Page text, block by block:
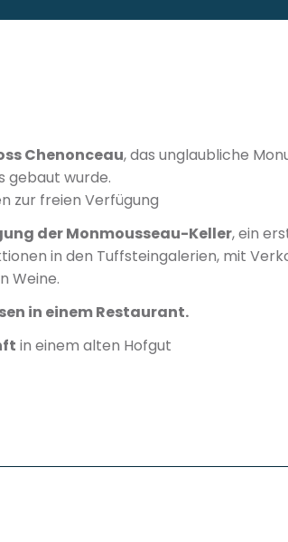
Chenonceau, das unglaubliche
gebaut wurde.
zur freien Verfügung
der Monmousseau-Keller, ein
in den Tuffsteingalerien, mit
Weine.
in einem Restaurant.
in einem alten Hofgut